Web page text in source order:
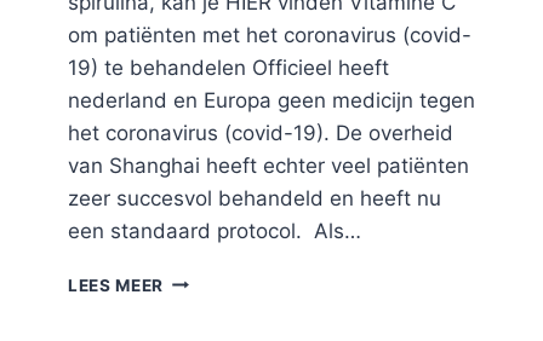
om patiënten met het coronavirus (covid-
19) te behandelen Officieel heeft
nederland en Europa geen medicijn tegen
het coronavirus (covid-19). De overheid
van Shanghai heeft echter veel patiënten
zeer succesvol behandeld en heeft nu
een standaard protocol. Als…
LEES MEER VITAMINE